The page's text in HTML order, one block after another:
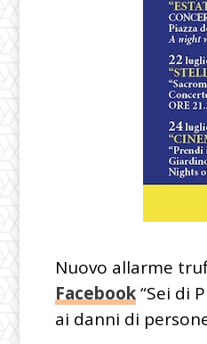
Nuovo allarme
Facebook“Sei di
ai danni di